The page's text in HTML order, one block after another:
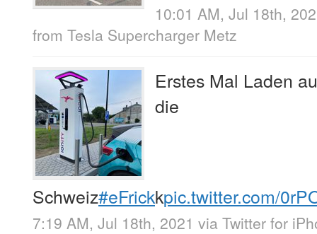
10:01 AM, Jul 18th,
from Tesla Supercharger Metz
Erstes Mal Laden
die
Schweiz#eFrickkpic.twitter.com/
7:19 AM, Jul 18th, 2021 via Twitter for